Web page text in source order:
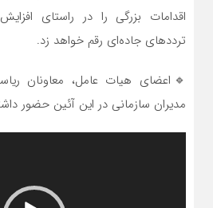
اقدامات بزرگی را در راستای
ترددهای جاده‌ای رقم خواهد زد.
🔹اعضای هیات عامل، معاونان
مدیران سازمانی در این آئین حضور